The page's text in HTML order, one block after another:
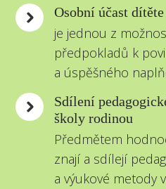
Osobní účast
je jednou z
předpokladů k
a úspěšného
Sdílení
školy rodinou
Předmětem
znají a sdílejí
a výukové metody